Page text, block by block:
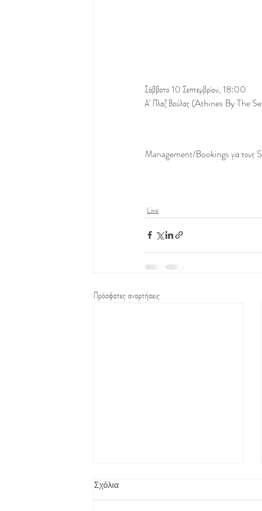
Σάββατο 10 Σεπτεμβρίου, 18:00
Α' Πλαζ Βούλας (Athines By The
Management/Bookings για
Live
Πρόσφατες αναρτήσεις
Σχόλια